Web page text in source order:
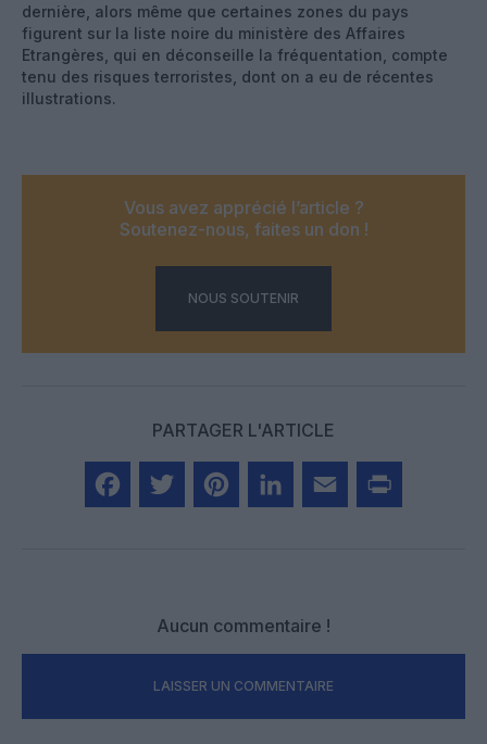
dernière, alors même que certaines zones du pays
figurent sur la liste noire du ministère des Affaires
Etrangères, qui en déconseille la fréquentation, compte
tenu des risques terroristes, dont on a eu de récentes
illustrations.
Vous avez apprécié l’article ?
Soutenez-nous, faites un don !
NOUS SOUTENIR
PARTAGER L'ARTICLE
Aucun commentaire !
LAISSER UN COMMENTAIRE